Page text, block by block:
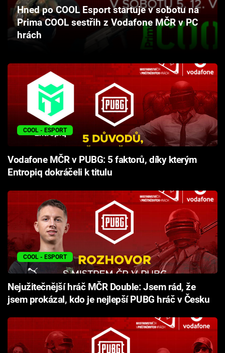
Cool Esport
Pořady
TV Program
Sledujte prima+
Přihlášení
Sledujte nás
Hned po COOL Esport startuje v sobotu na
Prima COOL sestřih z Vodafone MČR v PC
hrách
COOL - ESPORT
Vodafone MČR v PUBG: 5 faktorů, díky kterým
Entropiq dokráčeli k titulu
COOL - ESPORT
Nejužitečnější hráč MČR Double: Jsem rád, že
jsem prokázal, kdo je nejlepší PUBG hráč v Česku